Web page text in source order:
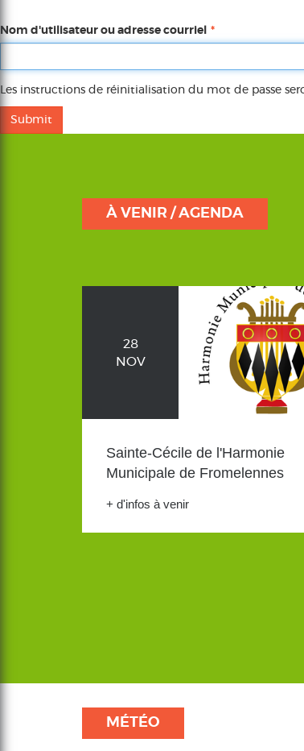
Nom d'utilisateur ou adresse courriel
Les instructions de réinitialisation du mot de passe
Submit
À VENIR / AGENDA
28
NOV
Sainte-Cécile de l'Harmonie
Municipale de Fromelennes
+ d'infos à venir
MÉTÉO